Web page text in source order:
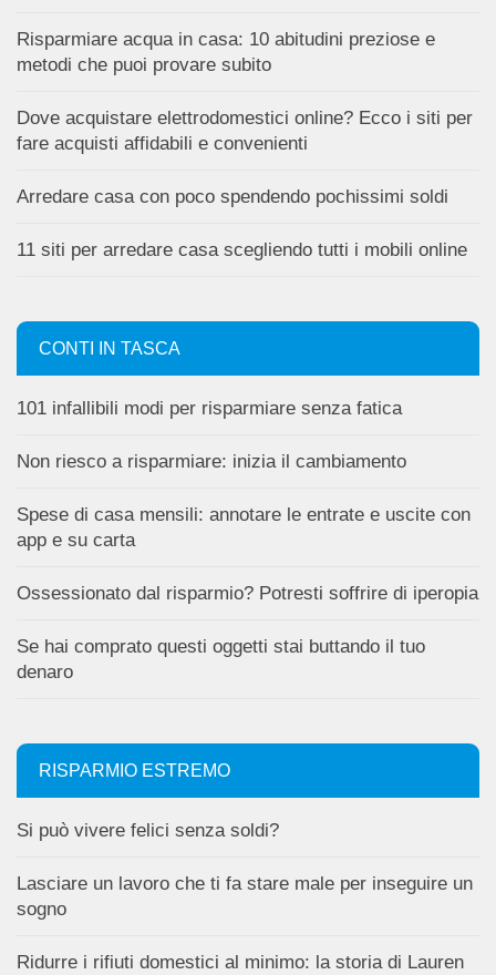
Risparmiare acqua in casa: 10 abitudini preziose e
metodi che puoi provare subito
Dove acquistare elettrodomestici online? Ecco i siti per
fare acquisti affidabili e convenienti
Arredare casa con poco spendendo pochissimi soldi
11 siti per arredare casa scegliendo tutti i mobili online
CONTI IN TASCA
101 infallibili modi per risparmiare senza fatica
Non riesco a risparmiare: inizia il cambiamento
Spese di casa mensili: annotare le entrate e uscite con
app e su carta
Ossessionato dal risparmio? Potresti soffrire di iperopia
Se hai comprato questi oggetti stai buttando il tuo
denaro
RISPARMIO ESTREMO
Si può vivere felici senza soldi?
Lasciare un lavoro che ti fa stare male per inseguire un
sogno
Ridurre i rifiuti domestici al minimo: la storia di Lauren